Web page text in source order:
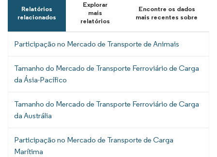
Relatórios
relacionados
Explorar
mais
relatórios
Encontre os dados
mais recentes sobre
Participação no Mercado de Transporte de Animais
Tamanho do Mercado de Transporte Ferroviário de Carga
da Ásia-Pacífico
Tamanho do Mercado de Transporte Ferroviário de Carga
da Austrália
Participação no Mercado de Transporte de Carga
Marítima